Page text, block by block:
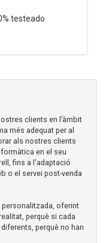
testeado
clients en l’àmbit
més adequat per al
als nostres clients
en el seu
fins a l'adaptació
o el servei post-venda
oferint
perquè si cada
perquè no han